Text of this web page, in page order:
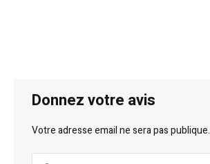
Donnez votre avis
Votre adresse email ne sera pas publique.